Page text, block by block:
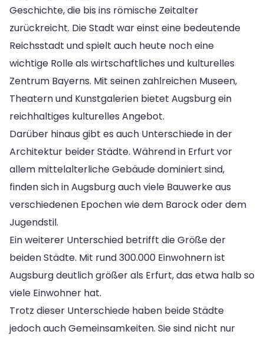
Geschichte, die bis ins römische Zeitalter
zurückreicht. Die Stadt war einst eine bedeutende
Reichsstadt und spielt auch heute noch eine
wichtige Rolle als wirtschaftliches und kulturelles
Zentrum Bayerns. Mit seinen zahlreichen Museen,
Theatern und Kunstgalerien bietet Augsburg ein
reichhaltiges kulturelles Angebot.
Darüber hinaus gibt es auch Unterschiede in der
Architektur beider Städte. Während in Erfurt vor
allem mittelalterliche Gebäude dominiert sind,
finden sich in Augsburg auch viele Bauwerke aus
verschiedenen Epochen wie dem Barock oder dem
Jugendstil.
Ein weiterer Unterschied betrifft die Größe der
beiden Städte. Mit rund 300.000 Einwohnern ist
Augsburg deutlich größer als Erfurt, das etwa halb so
viele Einwohner hat.
Trotz dieser Unterschiede haben beide Städte
jedoch auch Gemeinsamkeiten. Sie sind nicht nur